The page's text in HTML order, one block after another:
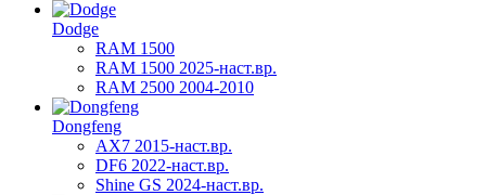
Dodge
RAM 1500
RAM 1500 2025-наст.вр.
RAM 2500 2004-2010
Dongfeng
AX7 2015-наст.вр.
DF6 2022-наст.вр.
Shine GS 2024-наст.вр.